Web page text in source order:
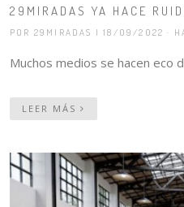
29MIRADAS YA HACE
POR 29MIRADAS | 18/09/2022 ·
Muchos medios se hacen eco
LEER MÁS